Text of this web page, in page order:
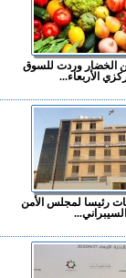
من الخضار وردت للسوق
الأربعاء...
رئيسا لمجلس الأمن
السيبراني...